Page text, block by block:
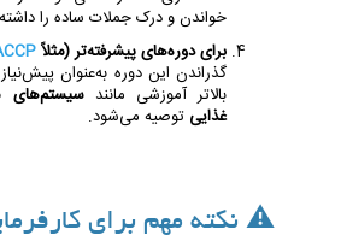
خواندن و درک جملات ساده را
برای دوره‌های پیشرفته‌تر (مثلاً
گذراندن این دوره به‌عنوان
بالاتر آموزشی مانندسیستم‌های
غذایی توصیه می‌شود.
⚠️ نکته مهم برای